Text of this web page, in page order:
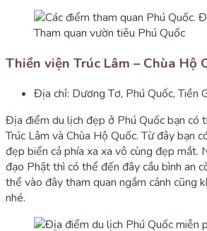
Tham quan vườn tiêu Phú Quốc
Thiền viện Trúc Lâm – Chùa Hộ
Địa chỉ: Dương Tơ, Phú Quốc, Tiền
Địa điểm du lịch đẹp ở Phú Quốc bạn có
Trúc Lâm và Chùa Hộ Quốc. Từ đây bạn
đẹp biển cả phía xa xa vô cùng đẹp mắt.
đạo Phật thì có thể đến đây cầu bình an
thể vào đây tham quan ngắm cảnh cũng
nhé.